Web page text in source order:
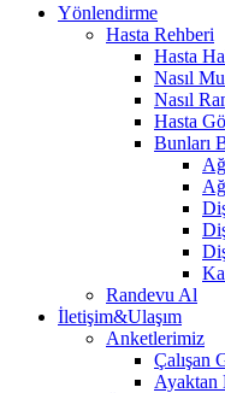
Yönlendirme
Hasta Rehberi
Hasta
Nasıl
Nasıl
Hasta
Bunları
Randevu Al
İletişim&Ulaşım
Anketlerimiz
Çalışan
Ayaktan